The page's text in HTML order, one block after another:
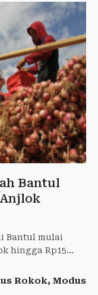
Bantul
Bantul mulai
hingga Rp15
Rokok, Modus